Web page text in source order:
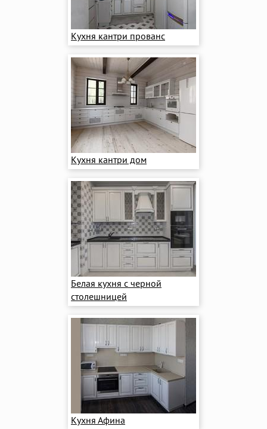
Кухня кантри прованс
Кухня кантри дом
Белая кухня с черной
столешницей
Кухня Афина